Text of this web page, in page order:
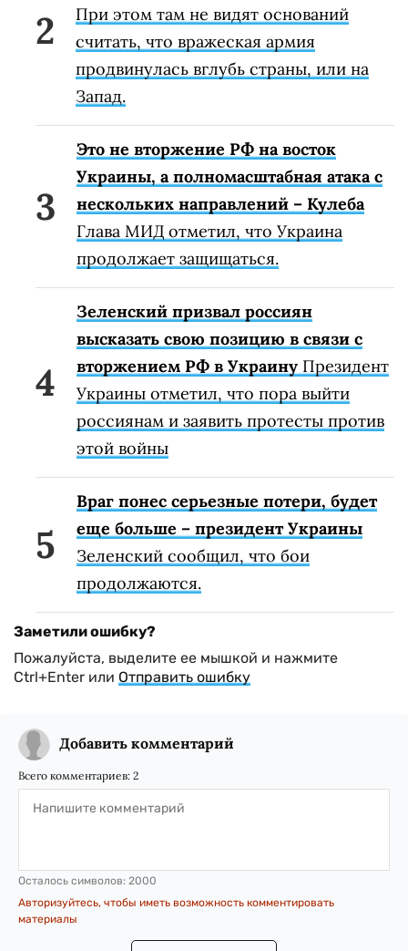
При этом там не видят оснований
считать, что вражеская армия
продвинулась вглубь страны, или на
Запад.
Это не вторжение РФ на восток
Украины, а полномасштабная атака с
нескольких направлений – Кулеба
Глава МИД отметил, что Украина
продолжает защищаться.
Зеленский призвал россиян
высказать свою позицию в связи с
вторжением РФ в Украину Президент
Украины отметил, что пора выйти
россиянам и заявить протесты против
этой войны
Враг понес серьезные потери, будет
еще больше – президент Украины
Зеленский сообщил, что бои
продолжаются.
Заметили ошибку?
Пожалуйста, выделите ее мышкой и нажмите
Ctrl+Enter или Отправить ошибку
Добавить комментарий
Всего комментариев: 2
Осталось символов: 2000
Авторизуйтесь, чтобы иметь возможность комментировать
материалы